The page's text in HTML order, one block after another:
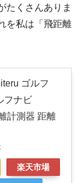
たくさんありま
を私は「飛距離
ゴルフ
フナビ
計測器 距離
楽天市場